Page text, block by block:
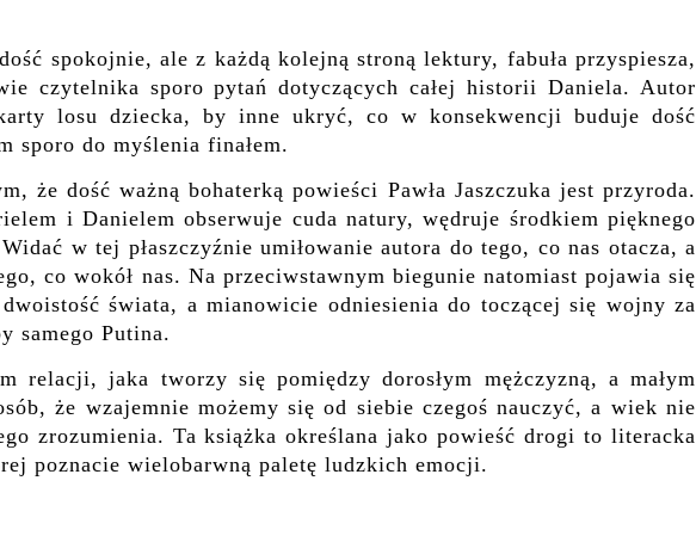
spokojnie, ale z każdą kolejną stroną lektury, fabuła przyspiesza,
czytelnika sporo pytań dotyczących całej historii Daniela. Autor
losu dziecka, by inne ukryć, co w konsekwencji buduje dość
sporo do myślenia finałem.
że dość ważną bohaterką powieści Pawła Jaszczuka jest przyroda.
i Danielem obserwuje cuda natury, wędruje środkiem pięknego
w tej płaszczyźnie umiłowanie autora do tego, co nas otacza, a
co wokół nas. Na przeciwstawnym biegunie natomiast pojawia się
świata, a mianowicie odniesienia do toczącej się wojny za
samego Putina.
relacji, jaka tworzy się pomiędzy dorosłym mężczyzną, a małym
że wzajemnie możemy się od siebie czegoś nauczyć, a wiek nie
zrozumienia. Ta książka określana jako powieść drogi to literacka
poznacie wielobarwną paletę ludzkich emocji.